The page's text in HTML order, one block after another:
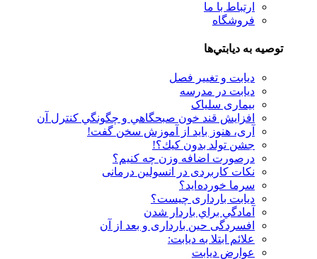
ارتباط با ما
فروشگاه
توصيه به ديابتي‌ها
دیابت و تغییر فصل
دیابت در مدرسه
بیماری سلیاک
افزايش قند خون صبحگاهي و چگونگي كنترل آن
آری، هنوز باید از آموزش سخن گفت!
جشن تولد بدون كيك؟!
درصورت اضافه وزن چه کنیم؟
نكات كاربردی در انسولين درمانی
سرما خورده اید؟
دیابت بارداری چیست؟
آمادگي براي باردار شدن
افسردگی حین بارداری و بعد از آن
علائم ابتلا به دیابت:
عوارض ديابت